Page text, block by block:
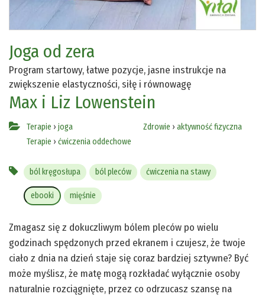
Joga od zera
Program startowy, łatwe pozycje, jasne instrukcje na
zwiększenie elastyczności, siłę i równowagę
Max i Liz Lowenstein
Terapie › joga
Terapie › ćwiczenia oddechowe
Zdrowie › aktywność fizyczna
ból kręgosłupa ból pleców ćwiczenia na stawy
ebooki mięśnie
Zmagasz się z dokuczliwym bólem pleców po wielu
godzinach spędzonych przed ekranem i czujesz, że twoje
ciało z dnia na dzień staje się coraz bardziej sztywne? Być
może myślisz, że matę mogą rozkładać wyłącznie osoby
naturalnie rozciągnięte, przez co odrzucasz szansę na